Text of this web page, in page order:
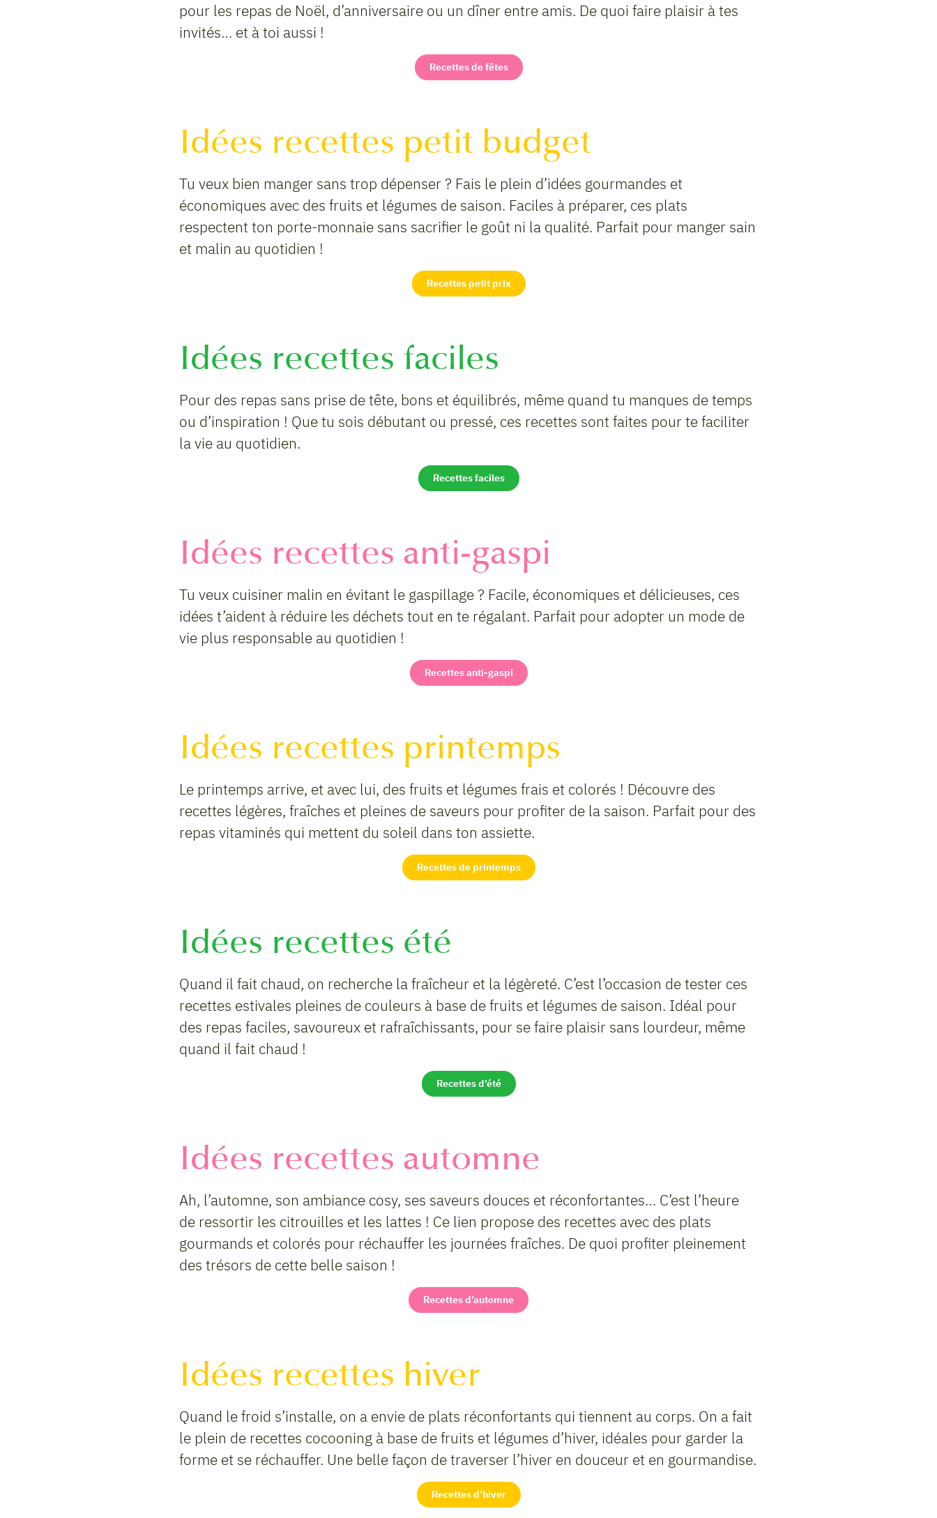
pour les repas de Noël, d’anniversaire ou un dîner entre amis. De quoi faire plaisir à tes
invités… et à toi aussi !
Recettes de fêtes
Idées recettes petit budget
Tu veux bien manger sans trop dépenser ? Fais le plein d’idées gourmandes et
économiques avec des fruits et légumes de saison. Faciles à préparer, ces plats
respectent ton porte-monnaie sans sacrifier le goût ni la qualité. Parfait pour manger sain
et malin au quotidien !
Recettes petit prix
Idées recettes faciles
Pour des repas sans prise de tête, bons et équilibrés, même quand tu manques de temps
ou d’inspiration ! Que tu sois débutant ou pressé, ces recettes sont faites pour te faciliter
la vie au quotidien.
Recettes faciles
Idées recettes anti-gaspi
Tu veux cuisiner malin en évitant le gaspillage ? Facile, économiques et délicieuses, ces
idées t’aident à réduire les déchets tout en te régalant. Parfait pour adopter un mode de
vie plus responsable au quotidien !
Recettes anti-gaspi
Idées recettes printemps
Le printemps arrive, et avec lui, des fruits et légumes frais et colorés ! Découvre des
recettes légères, fraîches et pleines de saveurs pour profiter de la saison. Parfait pour des
repas vitaminés qui mettent du soleil dans ton assiette.
Recettes de printemps
Idées recettes été
Quand il fait chaud, on recherche la fraîcheur et la légèreté. C’est l’occasion de tester ces
recettes estivales pleines de couleurs à base de fruits et légumes de saison. Idéal pour
des repas faciles, savoureux et rafraîchissants, pour se faire plaisir sans lourdeur, même
quand il fait chaud !
Recettes d’été
Idées recettes automne
Ah, l’automne, son ambiance cosy, ses saveurs douces et réconfortantes… C’est l’heure
de ressortir les citrouilles et les lattes ! Ce lien propose des recettes avec des plats
gourmands et colorés pour réchauffer les journées fraîches. De quoi profiter pleinement
des trésors de cette belle saison !
Recettes d’automne
Idées recettes hiver
Quand le froid s’installe, on a envie de plats réconfortants qui tiennent au corps. On a fait
le plein de recettes cocooning à base de fruits et légumes d’hiver, idéales pour garder la
forme et se réchauffer. Une belle façon de traverser l’hiver en douceur et en gourmandise.
Recettes d’hiver